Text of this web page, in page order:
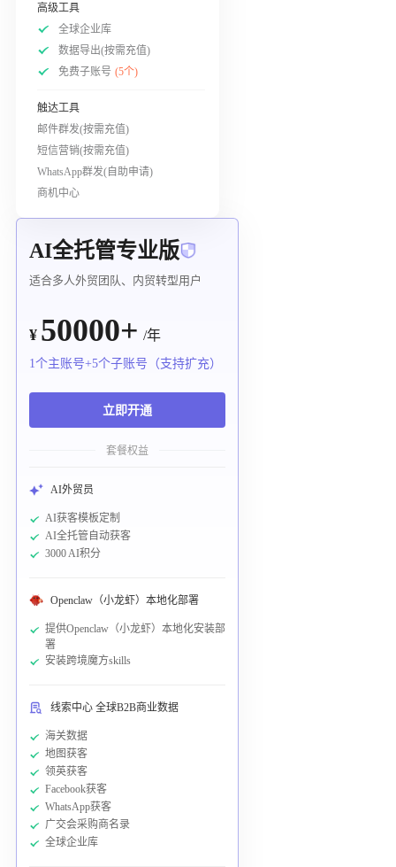
高级工具
全球企业库
数据导出(按需充值)
免费子账号 (5个)
触达工具
邮件群发(按需充值)
短信营销(按需充值)
WhatsApp群发(自助申请)
商机中心
AI全托管专业版
适合多人外贸团队、内贸转型用户
¥ 50000+ /年
1个主账号+5个子账号（支持扩充）
立即开通
套餐权益
AI外贸员
AI获客模板定制
AI全托管自动获客
3000 AI积分
Openclaw（小龙虾）本地化部署
提供Openclaw（小龙虾）本地化安装部
署
安装跨境魔方skills
线索中心 全球B2B商业数据
海关数据
地图获客
领英获客
Facebook获客
WhatsApp获客
广交会采购商名录
全球企业库